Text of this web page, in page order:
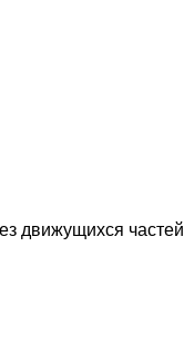
движущихся частей